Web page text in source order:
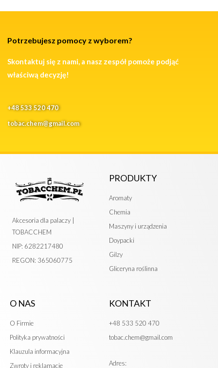
Potrzebujesz pomocy z wyborem?
Skontaktuj się z nami, a nasz zespół pomoże podjąć
właściwą decyzję!
+48 533 520 470
tobac.chem@gmail.com
Akcesoria dla palaczy |
TOBACCHEM
NIP: 6282217480
REGON: 365060775
PRODUKTY
Aromaty
Chemia
Maszyny i urządzenia
Doypacki
Gilzy
Gliceryna roślinna
O NAS
O Firmie
Polityka prywatności
Klauzula informacyjna
Zwroty i reklamacje
KONTAKT
+48 533 520 470
tobac.chem@gmail.com
Adres: